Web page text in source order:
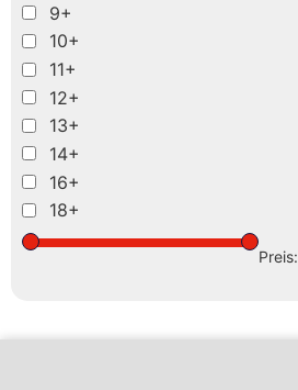
9+
10+
11+
12+
13+
14+
16+
18+
Preis: